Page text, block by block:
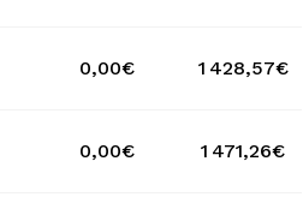
0,00€ 1 428,57€
0,00€ 1 471,26€